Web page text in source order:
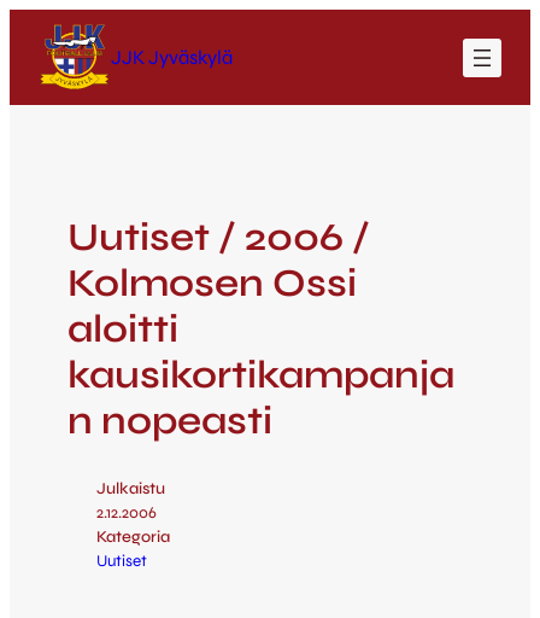
JJK Jyväskylä
Uutiset / 2006 /
Kolmosen Ossi
aloitti
kausikortikampanja
n nopeasti
Julkaistu
2.12.2006
Kategoria
Uutiset